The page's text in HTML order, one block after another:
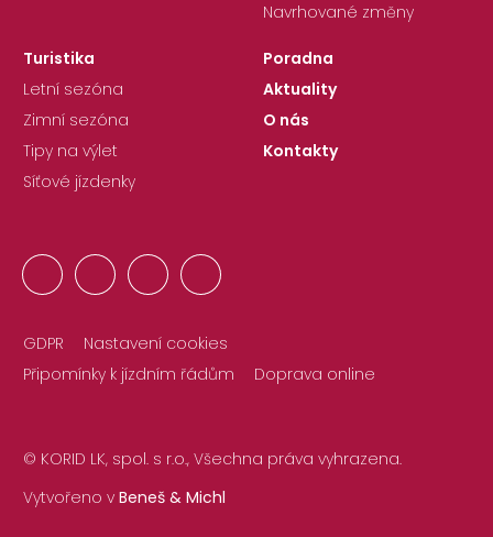
Navrhované změny
Turistika
Letní sezóna
Zimní sezóna
Tipy na výlet
Síťové jízdenky
Poradna
Aktuality
O nás
Kontakty
GDPR
Nastavení cookies
Připomínky k jízdním řádům
Doprava online
© KORID LK, spol. s r.o., Všechna práva vyhrazena.
Vytvořeno v Beneš & Michl